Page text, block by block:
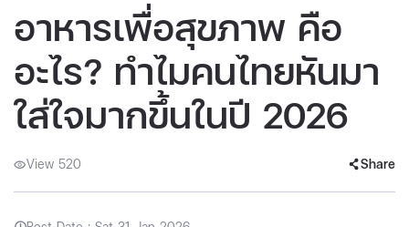
อาหารเพื่อสุขภาพ คือ
อะไร? ทำไมคนไทยหันมา
ใส่ใจมากขึ้นในปี 2026
View 520 Share